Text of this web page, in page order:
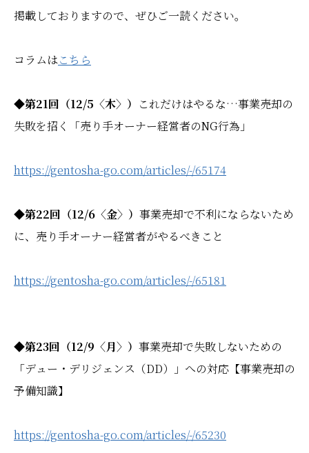
掲載しておりますので、ぜひご一読ください。
コラムはこちら
◆第21回（12/5〈木〉） これだけはやるな…事業売却の
失敗を招く「売り手オーナー経営者のNG行為」
https://gentosha-go.com/articles/-/65174
◆第22回（12/6〈金〉） 事業売却で不利にならないため
に、売り手オーナー経営者がやるべきこと
https://gentosha-go.com/articles/-/65181
◆第23回（12/9〈月〉） 事業売却で失敗しないための
「デュー・デリジェンス（DD）」への対応【事業売却の
予備知識】
https://gentosha-go.com/articles/-/65230